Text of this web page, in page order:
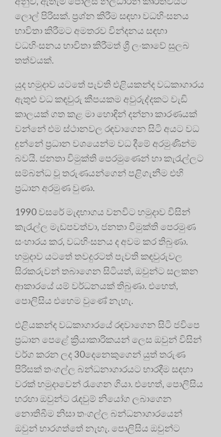
ලොල් පිරිසක්. ප්‍රශ්න කිරීම සඳහා වධහිංසනය
භාවිතා කිරීමට අමතරව වින්දනය සඳහා
වධහිංසනය භාවිතා කිරීමත් ශ්‍රී ලංකාවේ සුලබ
තත්වයක්.
යුද හමුදාව යටතේ පැවති එළියකන්ද වධකාගාරය
ඇතුළු වධ කඳවුරු කීපයකම අවුරුද්දකට වැඩි
කාලයක් ගත කළ මා හොඳින් දන්නා කාරණයක්
වන්නේ එම ස්ථානවල රඳවාගෙන සිටි අයට වධ
දුන්නේ ප්‍රධාන වශයෙන්ම වධ දීමේ අරමුණින්ම
බවයි. ජනතා විමුක්ති පෙරමුණෙන් හා කැරැල්ලට
සම්බන්ධ වූ තරුණයන්ගෙන් පළිගැනීම එහි
ප්‍රධාන අරමුණ වුණා.
1990 වසරේ මැදභාගය වනවිට හමුදාව විසින්
කැරැල්ල මැඩපවත්වා, ජනතා විමුක්ති පෙරමුණ
සංහාරය කර, වධහිංසනය ද අවම කර තිබුණා.
හමුදාව යටතේ තවදුරටත් පැවති කඳවුරුවල
සිරකරුවන් තබාගෙන සිටියත්, ඔවුන්ට සලකන
ආකාරයේ යම් වර්ධනයක් තිබුණා. එහෙත්,
පොලිසිය එහෙම වුණේ නැහැ.
එළියකන්ද වධකාගාරයේ රඳවාගෙන සිටි ජවිපෙ
ප්‍රධාන පෙළේ ක්‍රියාකාරිකයන් ලෙස ඔවුන් විසින්
වර්ග කරන ලද 30දෙනෙකුගෙන් යුත් තරුණ
පිරිසක් තංගල්ල බන්ධනාගාරයට භාරදීම සඳහා
වරක් හමුදාවෙන් රැගෙන ගියා. එහෙත්, පොලිසිය
හරහා ඔවුන්ට රැඳවුම් නියෝග ලබාගෙන
නොතිබීම නිසා තංගල්ල බන්ධනාගාරයෙන්
ඔවුන් භාරගත්තේ නැහැ. පොලිසිය ඔවුන්ට